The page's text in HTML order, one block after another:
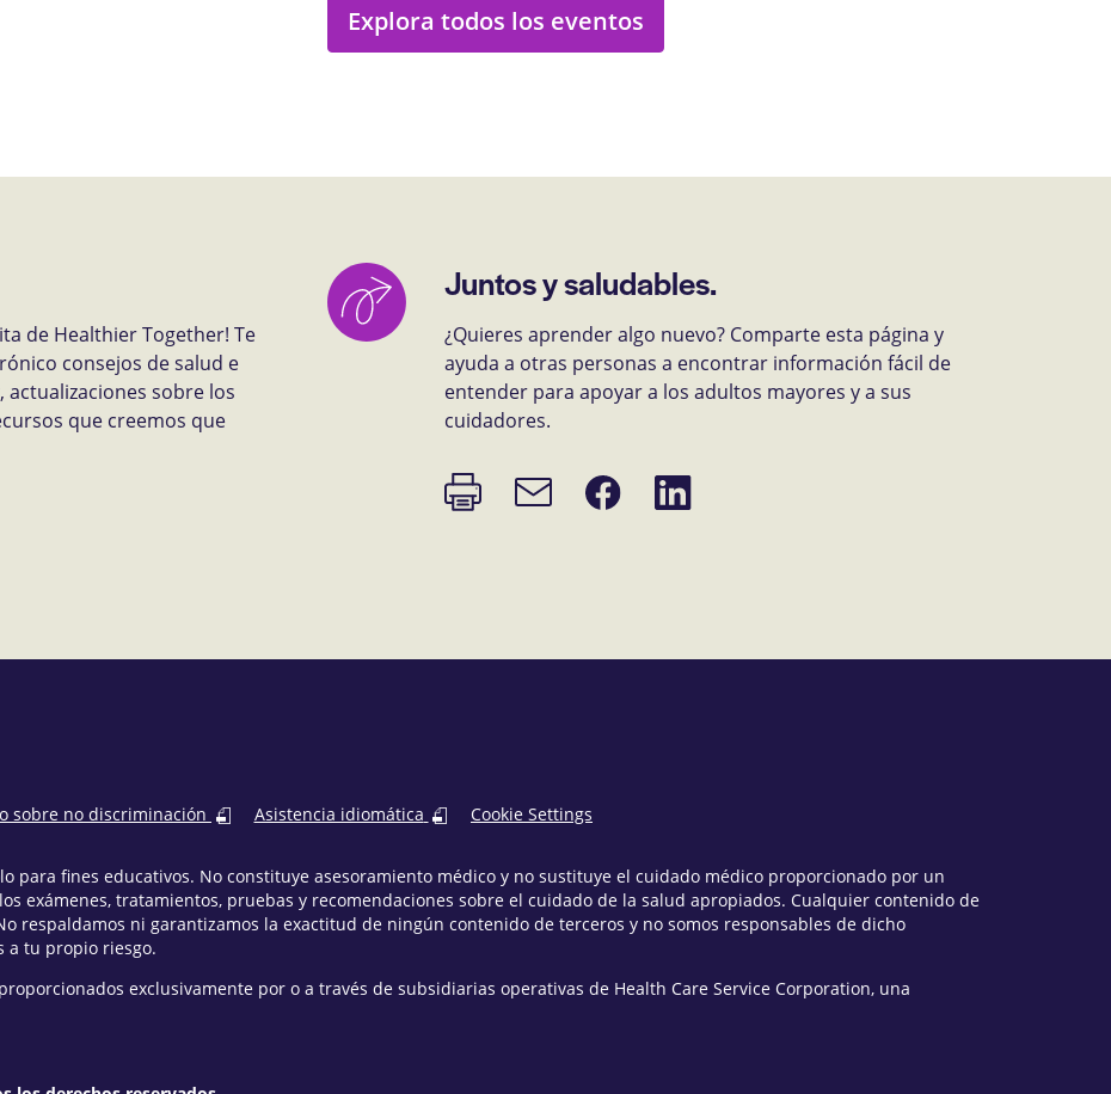
Explora todos los eventos
de Healthier Together! Te
consejos de salud e
sobre los
que creemos que
Juntos y saludables.
¿Quieres aprender algo nuevo? Comparte esta página y
ayuda a otras personas a encontrar información fácil de
entender para apoyar a los adultos mayores y a sus
cuidadores.
Imprimir
página
Enlace
de
Compartir
en
Compartir
en
sobre no discriminación Asistencia idiomática Cookie Settings
para fines educativos. No constituye asesoramiento médico y no sustituye el cuidado médico proporcionado por un
exámenes, tratamientos, pruebas y recomendaciones sobre el cuidado de la salud apropiados. Cualquier contenido de
respaldamos ni garantizamos la exactitud de ningún contenido de terceros y no somos responsables de dicho
a tu propio riesgo.
exclusivamente por o a través de subsidiarias operativas de Health Care Service Corporation, una